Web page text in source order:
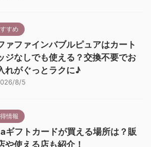
すめ
ァファインバブルピュアはカート
ジなしでも使える？交換不要でお
れがぐっとラクに♪
8/5
情報
ギフトカードが買える場所は？販
や使える店も紹介！